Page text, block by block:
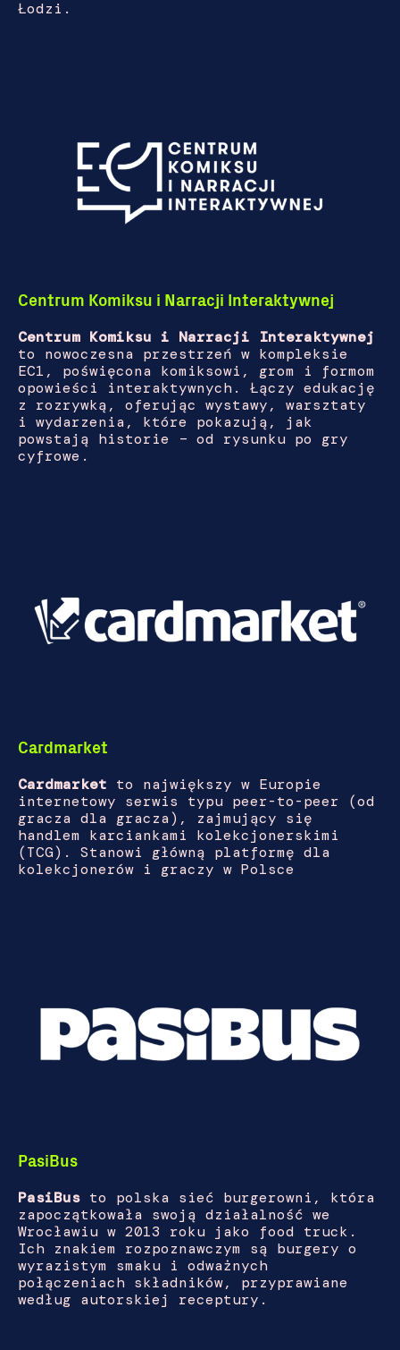
Łodzi.
Centrum Komiksu i Narracji Interaktywnej
Centrum Komiksu i Narracji Interaktywnej
to nowoczesna przestrzeń w kompleksie
EC1 , poświęcona komiksowi, grom i formom
opowieści interaktywnych. Łączy edukację
z rozrywką, oferując wystawy, warsztaty
i wydarzenia, które pokazują, jak
powstają historie – od rysunku po gry
cyfrowe.
Cardmarket
Cardmarket to największy w Europie
internetowy serwis typu peer-to-peer (od
gracza dla gracza), zajmujący się
handlem karciankami kolekcjonerskimi
(TCG). Stanowi główną platformę dla
kolekcjonerów i graczy w Polsce
PasiBus
PasiBus to polska sieć burgerowni, która
zapoczątkowała swoją działalność we
Wrocławiu w 2013 roku jako food truck.
Ich znakiem rozpoznawczym są burgery o
wyrazistym smaku i odważnych
połączeniach składników, przyprawiane
według autorskiej receptury.